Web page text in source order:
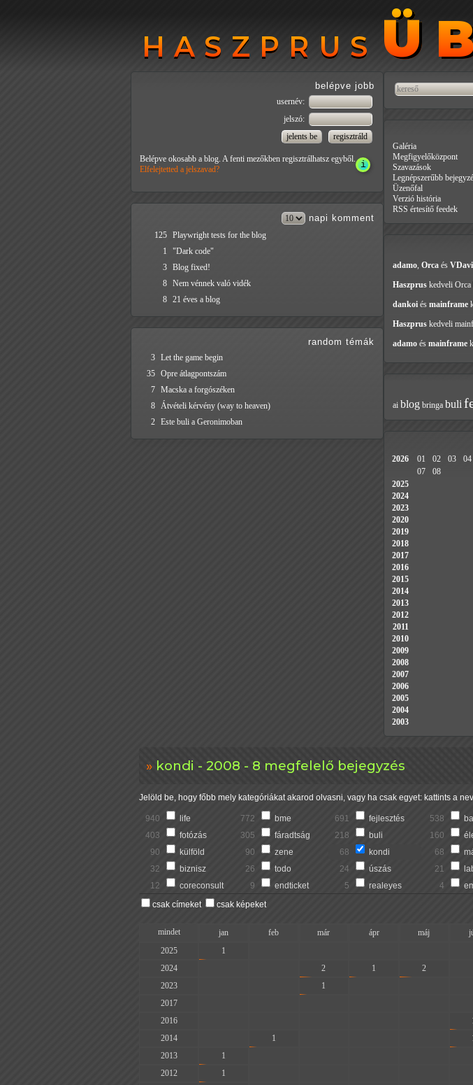
HASZPRUS
HASZPRUS
kondi - 2008 - 8 megfelelő bejegyzés
Jelöld be, hogy főbb mely kategóriákat akarod olvasni, vagy ha csak egyet: kattints a
940 life 772 bme 691 fejlesztés 538
403
fotózás 305 fáradtság 218 buli 160
90
külföld 90 zene 68 kondi 68
32
biznisz 26 todo 24 úszás 21
12
coreconsult 9 endticket 5 realeyes 4
csak címeket
csak képeket
mindet jan feb már ápr máj
2025
1
2024
2 1 2
2023
1
2017
2016
2014
1
2013
1
2012
1
belépve jobb
usernév:
jelszó:
Belépve okosabb a blog. A fenti mezőkben regisztrálhatsz egyből.
Elfelejtetted a jelszavad?
napi komment
125 Playwright tests for the blog
1
"Dark code"
3 Blog fixed!
8 Nem vénnek való vidék
8 21 éves a blog
random témák
3 Let the game begin
35 Opre átlagpontszám
7 Macska a forgószéken
8 Átvételi kérvény (way to heaven)
2 Este buli a Geronimoban
Galéria
Megfigyelőközpont
Szavazások
Legnépszerűbb
Üzenőfal
Verzió história
RSS értesítő feedek
adamo, Orca és
Haszprus kedveli Orca
dankoi és mainframe
Haszprus kedveli
adamo és mainframe
ai blog bringa buli
2026 01 02 03 04
07
08
2025
2024
2023
2020
2019
2018
2017
2016
2015
2014
2013
2012
2011
2010
2009
2008
2007
2006
2005
2004
2003